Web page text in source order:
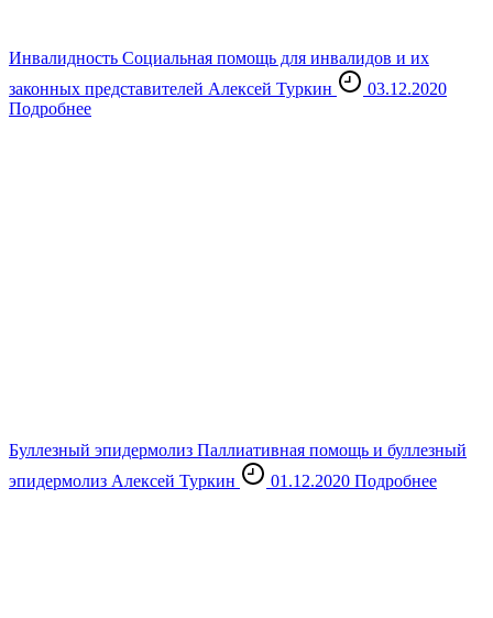
Инвалидность Социальная помощь для инвалидов и их
законных представителей Алексей Туркин
03.12.2020
Подробнее
Буллезный эпидермолиз Паллиативная помощь и буллезный
эпидермолиз Алексей Туркин 01.12.2020 Подробнее